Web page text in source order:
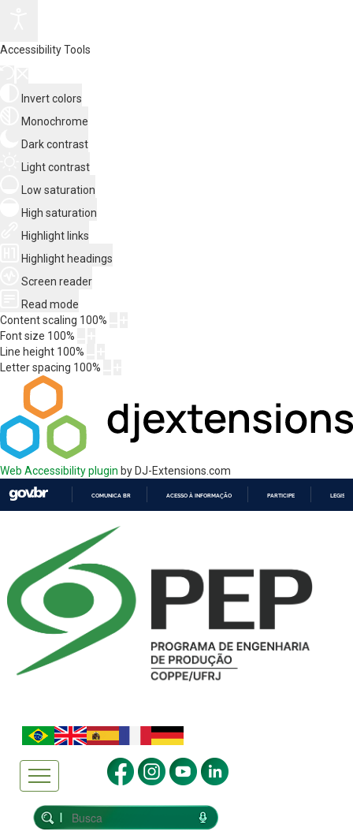
Accessibility Tools
Invert colors
Monochrome
Dark contrast
Light contrast
Low saturation
High saturation
Highlight links
Highlight headings
Screen reader
Read mode
Content scaling 100%
Font size 100%
Line height 100%
Letter spacing 100%
Web Accessibility plugin by DJ-Extensions.com
COMUNICA BR ACESSO À INFORMAÇÃO PARTICIPE